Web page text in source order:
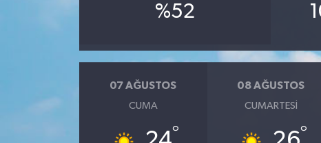
%52
07 AĞUSTOS
CUMA
°
08 AĞUSTOS
CUMARTESI
°